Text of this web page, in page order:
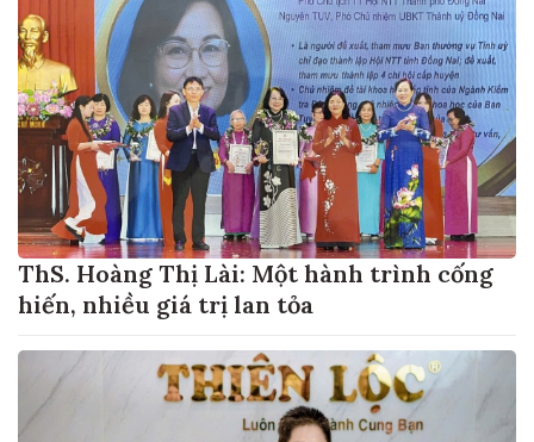
ThS. Hoàng Thị Lài: Một hành trình cống
hiến, nhiều giá trị lan tỏa